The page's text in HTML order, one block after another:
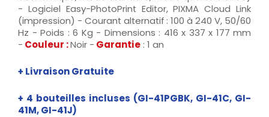
- Logiciel Easy-PhotoPrint Editor, PIXMA Cloud Link
(impression) - Courant alternatif : 100 à 240 V, 50/60
Hz - Poids : 6 Kg - Dimensions : 416 x 337 x 177 mm
- Couleur :Noir - Garantie : 1 an
+ Livraison Gratuite
+ 4 bouteilles incluses (GI-41PGBK, GI-41C, GI-
41M, GI-41J)